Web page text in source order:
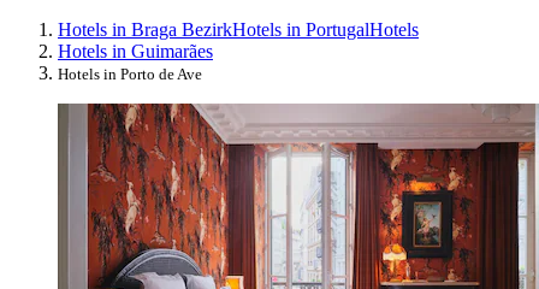
Hotels in Braga BezirkHotels in PortugalHotels
Hotels in Guimarães
Hotels in Porto de Ave